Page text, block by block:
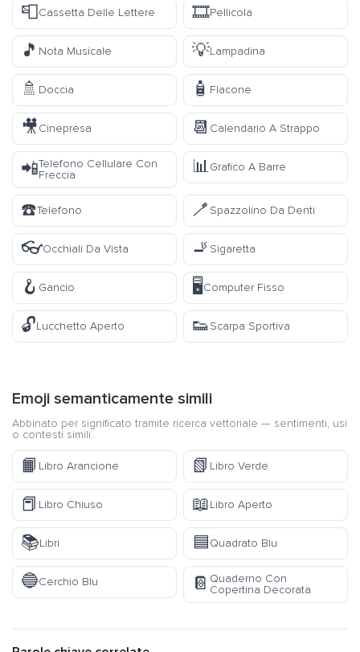
📮Cassetta Delle Lettere 🎞️Pellicola
🎵 Nota Musicale 💡Lampadina
🚿 Doccia 🧴 Flacone
🎥Cinepresa 📆 Calendario A Strappo
📲Telefono Cellulare Con
Freccia
📊Grafico A Barre
☎️Telefono 🪥 Spazzolino Da Denti
👓Occhiali Da Vista 🚬 Sigaretta
🪝 Gancio 🖥️Computer Fisso
🔓Lucchetto Aperto 👟Scarpa Sportiva
Emoji semanticamente simili
Abbinato per significato tramite ricerca vettoriale — sentimenti, usi
o contesti simili.
📙 Libro Arancione 📗 Libro Verde
📕 Libro Chiuso 📖Libro Aperto
📚Libri 🟦Quadrato Blu
🔵Cerchio Blu 📔 Quaderno Con
Copertina Decorata